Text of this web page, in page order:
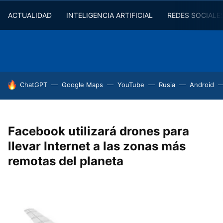
ACTUALIDAD INTELIGENCIA ARTIFICIAL REDES
HOY SE HABLA DE
ChatGPT Google Maps YouTube Rusia Android
Facebook utilizará drones para
llevar Internet a las zonas más
remotas del planeta